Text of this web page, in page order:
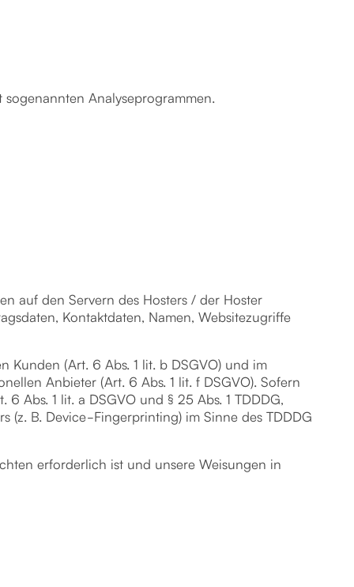
Analyseprogrammen.
auf den Servern des Hosters / der Hoster
Kontaktdaten, Namen, Websitezugriffe
(Art. 6 Abs. 1 lit. b DSGVO) und im
Anbieter (Art. 6 Abs. 1 lit. f DSGVO). Sofern
Abs. 1 lit. a DSGVO und § 25 Abs. 1 TDDDG,
B. Device-Fingerprinting) im Sinne des TDDDG
erforderlich ist und unsere Weisungen in